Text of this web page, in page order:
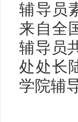
辅导员
来自全
辅导员
处处长
学院辅